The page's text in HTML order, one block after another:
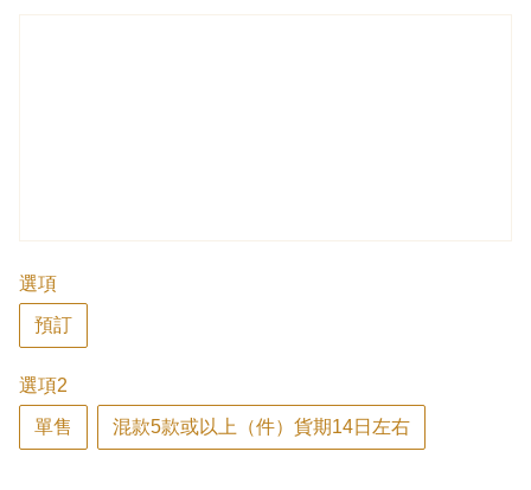
選項
預訂
選項2
單售 混款5款或以上（件）貨期14日左右